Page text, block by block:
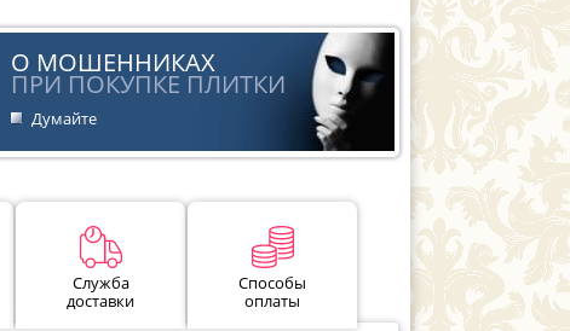
О МОШЕННИКАХ
ПРИ ПОКУПКЕ ПЛИТКИ
Думайте
Служба
доставки
Способы
оплаты